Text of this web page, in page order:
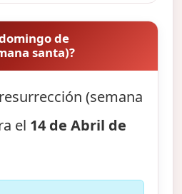
de
santa)?
(semana
el 14 de Abril de